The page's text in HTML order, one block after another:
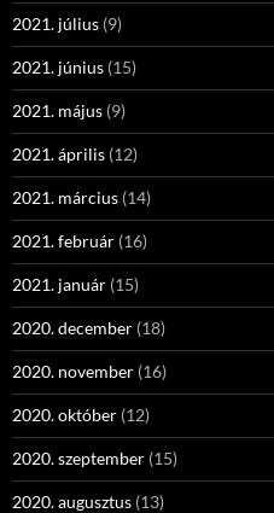
2021. július (9)
2021. június (15)
2021. május (9)
2021. április (12)
2021. március (14)
2021. február (16)
2021. január (15)
2020. december (18)
2020. november (16)
2020. október (12)
2020. szeptember (15)
2020. augusztus (13)